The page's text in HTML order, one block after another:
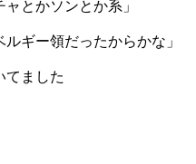
とかソンとか系」
ギー領だったからかな」
てました